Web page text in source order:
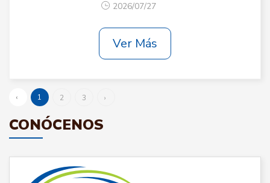
2026/07/27
Ver Más
‹ 1 2 3 ›
CONÓCENOS